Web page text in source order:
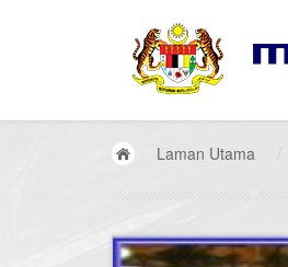
Laman Utama